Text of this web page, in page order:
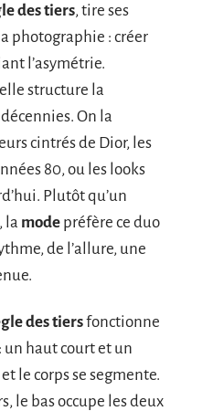
des tiers, tire ses
photographie : créer
l’asymétrie.
structure la
On la
cintrés de Dior, les
80, ou les looks
Plutôt qu’un
la mode préfère ce duo
de l’allure, une
des tiersfonctionne
haut court et un
le corps se segmente.
le bas occupe les deux